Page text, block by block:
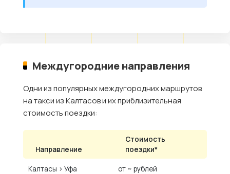
Междугородние направления
Одни из популярных междугородних маршрутов
на такси из Калтасов и их приблизительная
стоимость поездки:
Направление
Стоимость
поездки*
Калтасы › Уфа от ~ рублей